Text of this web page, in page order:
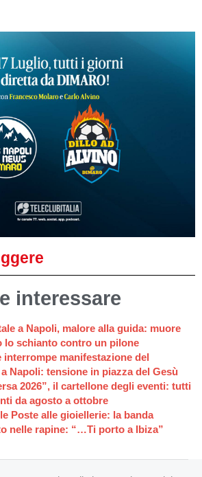
interessare
a Napoli, malore alla guida: muore
lo schianto contro un pilone
interrompe manifestazione del
Napoli: tensione in piazza del Gesù
2026”, il cartellone degli eventi: tutti
da agosto a ottobre
Poste alle gioiellerie: la banda
nelle rapine: “…Ti porto a Ibiza”